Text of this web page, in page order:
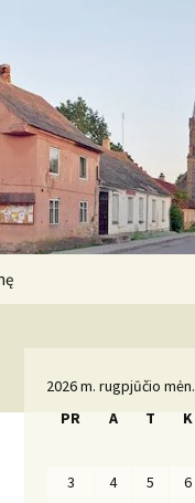
2026 m. rugpjūčio mėn.
PR
A T K
3
4 5 6